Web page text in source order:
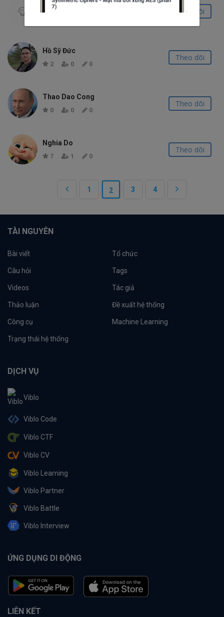
Nguyen Duong
Theo dõi
Hồ Sỹ Đức
2 0 0
Theo dõi
Thao Dao Cong
0 0 0
Theo dõi
Nghia Do
7 1 0
Theo dõi
1 2 3 4
TÀI NGUYÊN
Bài viết Tổ chức
Câu hỏi Tags
Videos Tác giả
Thảo luận Đề xuất hệ thống
Công cụ Machine Learning
Trạng thái hệ thống
DỊCH VỤ
Viblo
Viblo Code
Viblo CTF
Viblo CV
Viblo Learning
Viblo Partner
Viblo Battle
Viblo Interview
ỨNG DỤNG DI ĐỘNG
LIÊN KẾT